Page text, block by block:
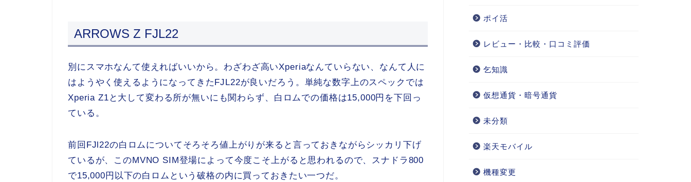
ARROWS Z FJL22
別にスマホなんて使えればいいから。わざわざ高いXperiaなんていらない、なんて人に
はようやく使えるようになってきたFJL22が良いだろう。単純な数字上のスペックでは
Xperia Z1と大して変わる所が無いにも関わらず、白ロムでの価格は15,000円を下回っ
ている。
前回FJl22の白ロムについてそろそろ値上がりが来ると言っておきながらシッカリ下げ
ているが、このMVNO SIM登場によって今度こそ上がると思われるので、スナドラ800
で15,000円以下の白ロムという破格の内に買っておきたい一つだ。
ポイ活
レビュー・比較・口コミ評価
乞知識
仮想通貨・暗号通貨
未分類
楽天モバイル
機種変更